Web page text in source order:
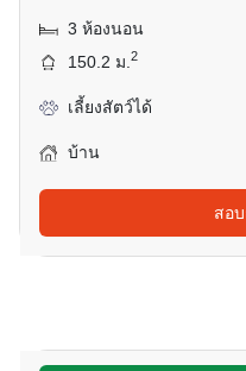
3 ห้องนอน
150.2 ม.2
เลี้ยงสัตว์ได้
บ้าน
สอ